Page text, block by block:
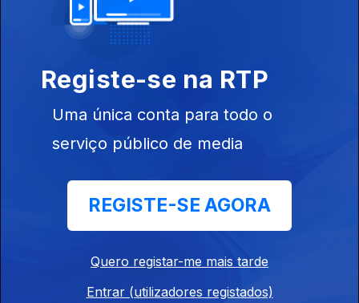
09 ago. 2022
06 ago. 2022
Registe-se na RTP
Uma única conta para todo o
serviço público de media
REGISTE-SE AGORA
Quero registar-me mais tarde
Entrar (utilizadores registados)